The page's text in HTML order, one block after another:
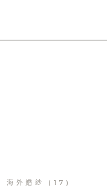
外婚紗 (17)